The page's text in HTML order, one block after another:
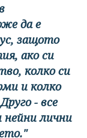
да е
защото
ако си
колко си
и колко
- все
нейни лични